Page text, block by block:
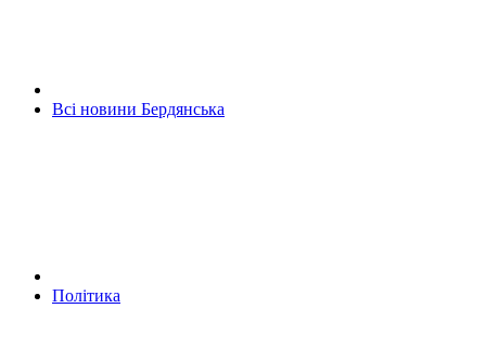
Всі новини Бердянська
Політика